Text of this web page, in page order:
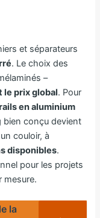
et séparateurs
. Le choix des
–
prix global. Pour
en aluminium
bien conçu devient
couloir, à
disponibles.
pour les projets
mesure.
la